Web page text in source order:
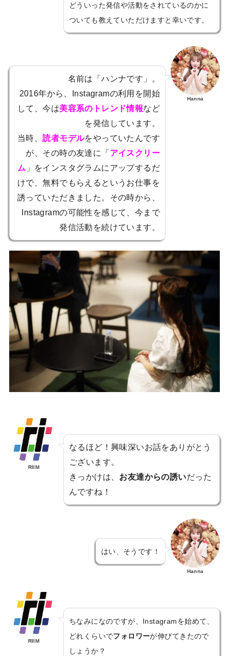
どういった発信や活動をされているのかに
ついても教えていただけますと幸いです。
名前は「ハンナです」。
2016年から、Instagramの利用を開始
して、今は美容系のトレンド情報など
を発信しています。
当時、読者モデルをやっていたんです
が、その時の友達に「 アイスクリー
ム 」をインスタグラムにアップするだ
けで、無料でもらえるというお仕事を
誘っていただきました。その時から、
Instagramの可能性を感じて、今まで
発信活動を続けています。
Hanna
RIIM
なるほど！興味深いお話をありがとう
ございます。
きっかけは、 お友達からの誘いだった
んですね！
はい、そうです！
Hanna
RIIM
ちなみになのですが、Instagramを始めて、
どれくらいでフォロワーが伸びてきたので
しょうか？